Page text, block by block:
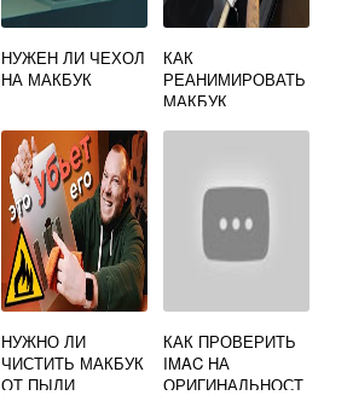
НУЖЕН ЛИ ЧЕХОЛ
НА МАКБУК
КАК
РЕАНИМИРОВАТЬ
МАКБУК
НУЖНО ЛИ
ЧИСТИТЬ МАКБУК
ОТ ПЫЛИ
КАК ПРОВЕРИТЬ
IMAC НА
ОРИГИНАЛЬНОСТ